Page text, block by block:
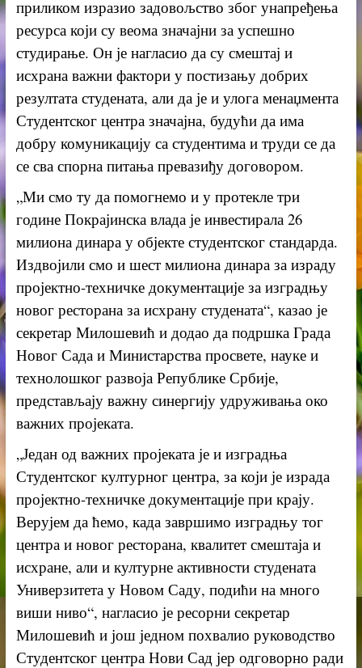
приликом изразио задовољство због унапређења
ресурса који су веома значајни за успешно
студирање. Он је нагласио да су смештај и
исхрана важни фактори у постизању добрих
резултата студената, али да је и улога менаџмента
Студентског центра значајна, будући да има
добру комуникацију са студентима и труди се да
се сва спорна питања превазиђу договором.
„Ми смо ту да помогнемо и у протекле три
године Покрајинска влада је инвестирала 26
милиона динара у објекте студентског стандарда.
Издвојили смо и шест милиона динара за израду
пројектно-техничке документације за изградњу
новог ресторана за исхрану студената“, казао је
секретар Милошевић и додао да подршка Града
Новог Сада и Министарства просвете, науке и
технолошког развоја Републике Србије,
представљају важну синергију удруживања око
важних пројеката.
„Један од важних пројеката је и изградња
Студентског културног центра, за који је израда
пројектно-техничке документације при крају.
Верујем да ћемо, када завршимо изградњу тог
центра и новог ресторана, квалитет смештаја и
исхране, али и културне активности студената
Универзитета у Новом Саду, подићи на много
виши ниво“, нагласио је ресорни секретар
Милошевић и још једном похвалио руководство
Студентског центра Нови Сад јер одговорно ради